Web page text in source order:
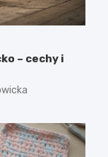
– cechy i